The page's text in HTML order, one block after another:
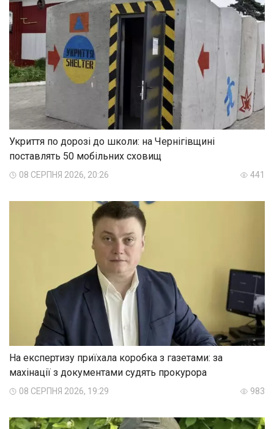
Укриття по дорозі до школи: на Чернігівщині
поставлять 50 мобільних сховищ
08 СЕРПНЯ 2026, 20:26 441
На експертизу приїхала коробка з газетами: за
махінації з документами судять прокурора
08 СЕРПНЯ 2026, 19:29 983